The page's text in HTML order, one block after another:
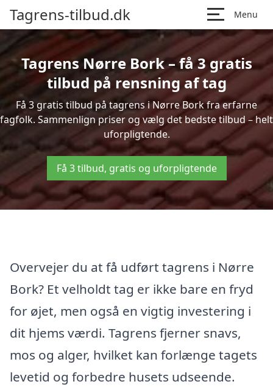
Tagrens-tilbud.dk Menu
Tagrens Nørre Bork – få 3 gratis
tilbud på rensning af tag
Få 3 gratis tilbud på tagrens i Nørre Bork fra erfarne
fagfolk. Sammenlign priser og vælg det bedste tilbud – helt
uforpligtende.
Få 3 tilbud, gratis og uforpligtende
Overvejer du at få udført tagrens i Nørre
Bork? Et velholdt tag er ikke bare en fryd
for øjet, men også en vigtig investering i
dit hjems værdi. Tagrens fjerner snavs,
mos og alger, hvilket kan forlænge tagets
levetid og forbedre husets udseende.